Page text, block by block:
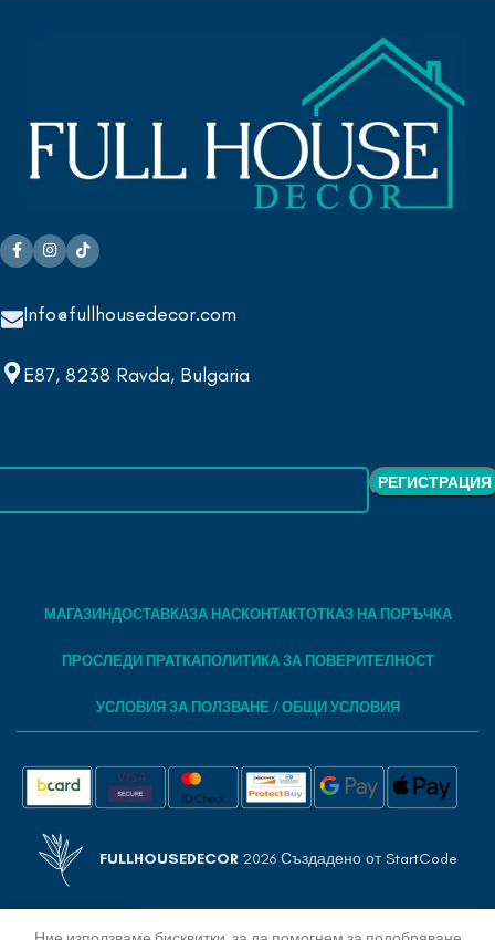
Info@fullhousedecor.com
E87, 8238 Ravda, Bulgaria
МАГАЗИНДОСТАВКАЗА НАСКОНТАКТОТКАЗ НА ПОРЪЧКА
ПРОСЛЕДИ ПРАТКАПОЛИТИКА ЗА ПОВЕРИТЕЛНОСТ
УСЛОВИЯ ЗА ПОЛЗВАНЕ / ОБЩИ УСЛОВИЯ
FULLHOUSEDECOR 2026 Създадено от StartCode